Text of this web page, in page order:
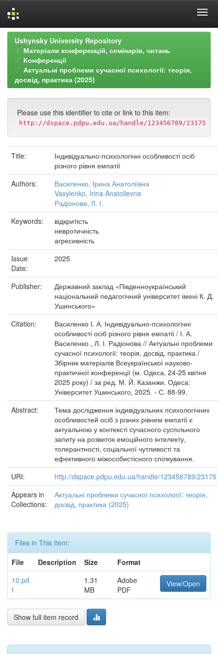
Skip
navigation
Ushynsky University Repository
Матеріали конференцій, семінарів, читань
Конференції
Актуальні проблеми сучасної психології: теорія,
досвід, практика (2025)
Please use this identifier to cite or link to this item:
http://dspace.pdpu.edu.ua/handle/123456789/23175
Title:
Індивідуально-психологічні особливості осіб
різного рівня емпатії
Authors:
Василенко, Ірина Анатоліївна
Vasylenko, Irina Anatolievna
Радіонова, Л. І.
Keywords:
відкритість
невротичність
агресивність
Issue
Date:
2025
Publisher:
Державний заклад «Південноукраїнський
національний педагогічний університет імені К. Д.
Ушинського»
Citation:
Василенко І. А. Індивідуально-психологічні
особливості осіб різного рівня емпатії / І. А.
Василенко , Л. І. Радіонова // Актуальні проблеми
сучасної психології: теорія, досвід, практика /
Збірник матеріалів Всеукраїнської науково-
практичної конференції (м. Одеса, 24-25 квітня
2025 року) / за ред. М. Й. Казанжи. Одеса:
Університет Ушинського, 2025. - С. 88-99.
Abstract:
Тема дослідження індивідуальних психологічних
особливостей осіб з різних рівнем емпатії є
актуальною у контексті сучасного суспільного
запиту на розвиток емоційного інтелекту,
толерантності, соціальної чутливості та
ефективного міжособистісного спілкування.
URI:
http://dspace.pdpu.edu.ua/handle/123456789/23175
Appears in
Collections:
Актуальні проблеми сучасної психології: теорія,
досвід, практика (2025)
Files in This Item:
File
Description Size
Format
10.pd
f
1.31
MB
Adobe
PDF
View/Open
Show full item record